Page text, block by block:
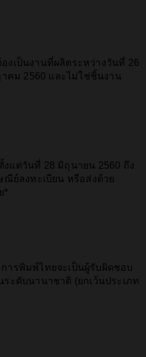
งเป็นงานที่ผลิตระหว่างวันที่ 26
คม 2560 และไม่ใช่ชิ้นงาน
แต่วันที่ 28 มิถุนายน 2560 ถึง
ณีย์ลงทะเบียน หรือส่งด้วย
*
ารพิมพ์ไทยจะเป็นผู้รับผิดชอบ
ระดับนานาชาติ (ยกเว้นประเภท